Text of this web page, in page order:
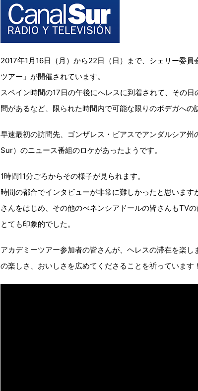
2017年1月16日（月）から22日（日）まで、シェリー委員
ツアー」が開催されています。
スペイン時間の17日の午後にへレスに到着されて、その
問があるなど、限られた時間内で可能な限りのボデガへの
早速最初の訪問先、ゴンザレス・ビアスでアンダルシア
Sur）のニュース番組のロケがあったようです。
1時間11分ごろからその様子が見られます。
時間の都合でインタビューが非常に難しかったと思いま
さんをはじめ、その他のべネンシアドールの皆さんもTV
とても印象的でした。
アカデミーツアー参加者の皆さんが、ヘレスの滞在を楽
の楽しさ、おいしさを広めてくださることを祈っています！